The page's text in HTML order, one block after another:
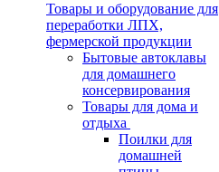
Товары и оборудование для
переработки ЛПХ,
фермерской продукции
Бытовые автоклавы
для домашнего
консервирования
Товары для дома и
отдыха
Поилки для
домашней